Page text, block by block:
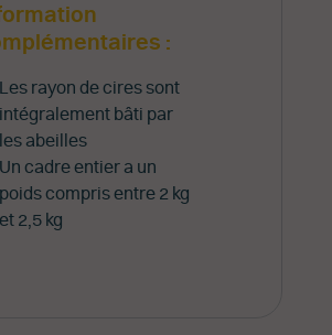
:
Les rayon de cires sont
intégralement bâti par
les abeilles
Un cadre entier a un
poids compris entre 2 kg
et 2,5 kg